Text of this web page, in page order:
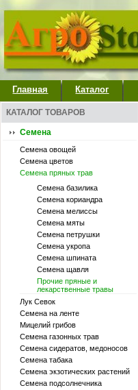
Главная Каталог
КАТАЛОГ ТОВАРОВ
Семена
Семена овощей
Семена цветов
Семена пряных трав
Семена базилика
Семена кориандра
Семена мелиссы
Семена мяты
Семена петрушки
Семена укропа
Семена шпината
Семена щавля
Прочие пряные и
лекарственные травы
Лук Севок
Семена на ленте
Мицелий грибов
Семена газонных трав
Семена сидератов, медоносов
Семена табака
Семена экзотических растений
Семена подсолнечника